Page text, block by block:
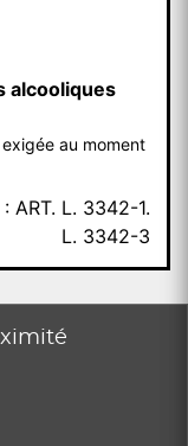
alcooliques
au moment
ART. L. 3342-1.
L. 3342-3